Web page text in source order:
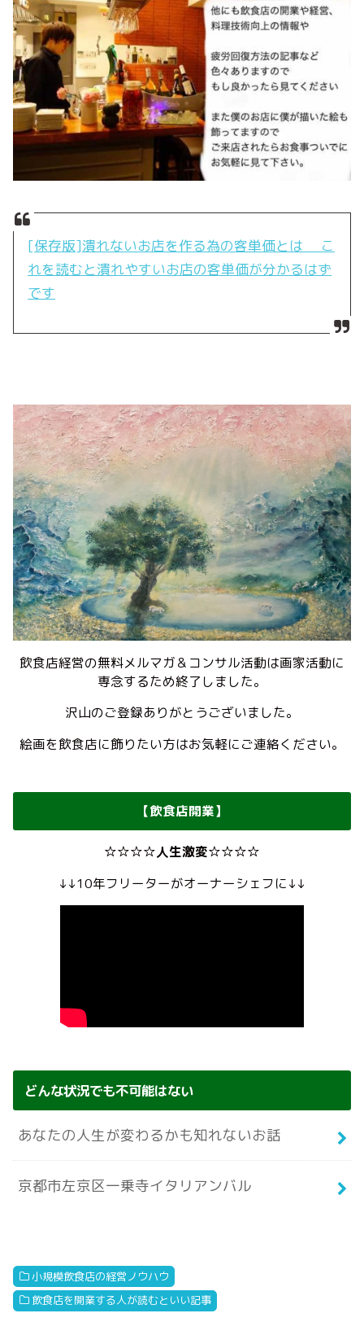
[保存版]潰れないお店を作る為の客単価とは こ
れを読むと潰れやすいお店の客単価が分かるはず
です
飲食店経営の無料メルマガ＆コンサル活動は画家活動に
専念するため終了しました。
沢山のご登録ありがとうございました。
絵画を飲食店に飾りたい方はお気軽にご連絡ください。
【飲食店開業】
☆☆☆☆人生激変☆☆☆☆
↓↓10年フリーターがオーナーシェフに↓↓
どんな状況でも不可能はない
あなたの人生が変わるかも知れないお話
京都市左京区一乗寺イタリアンバル
小規模飲食店の経営ノウハウ
飲食店を開業する人が読むといい記事